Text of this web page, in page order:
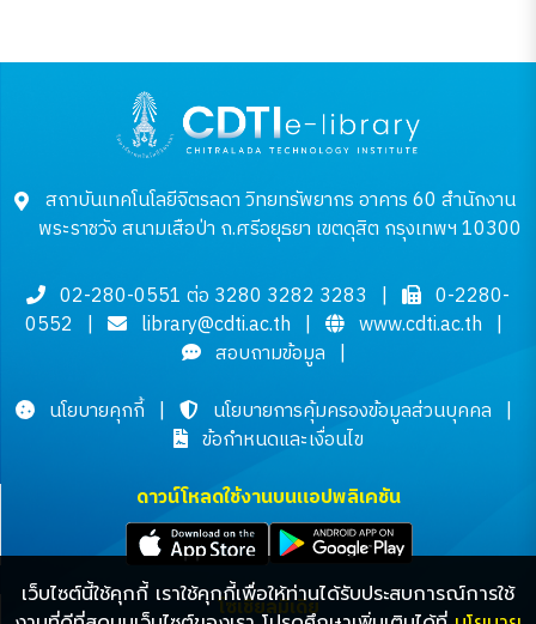
เว็บไซต์นี้ใช้คุกกี้ เราใช้คุกกี้เพื่อให้ท่านได้รับประสบการณ์การใช้
สถาบันเทคโนโลยีจิตรลดา วิทยทรัพยากร อาคาร 60 สำนักงาน
พระราชวัง สนามเสือป่า ถ.ศรีอยุธยา เขตดุสิต กรุงเทพฯ 10300
02-280-0551 ต่อ 3280 3282 3283 |
0-2280-
0552 | library@cdti.ac.th | www.cdti.ac.th |
สอบถามข้อมูล |
นโยบายคุกกี้ | นโยบายการคุ้มครองข้อมูลส่วนบุคคล |
ข้อกำหนดและเงื่อนไข
ดาวน์โหลดใช้งานบนแอปพลิเคชัน
โซเชียลมีเดีย